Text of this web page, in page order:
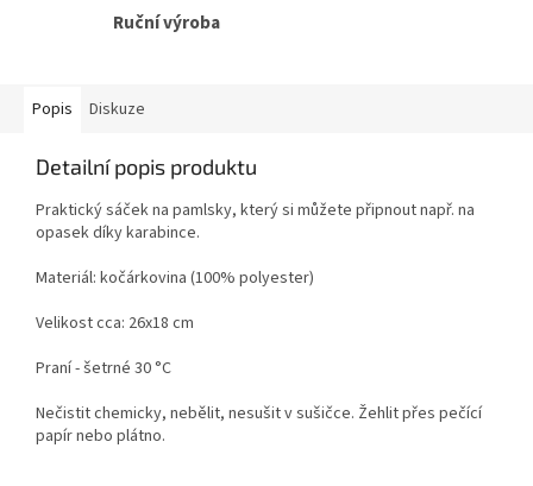
Ruční výroba
Popis Diskuze
Detailní popis produktu
Praktický sáček na pamlsky, který si můžete připnout např. na
opasek díky karabince.
Materiál: kočárkovina (100% polyester)
Velikost cca: 26x18 cm
Praní - šetrné 30 °C
Nečistit chemicky, nebělit, nesušit v sušičce. Žehlit přes pečící
papír nebo plátno.